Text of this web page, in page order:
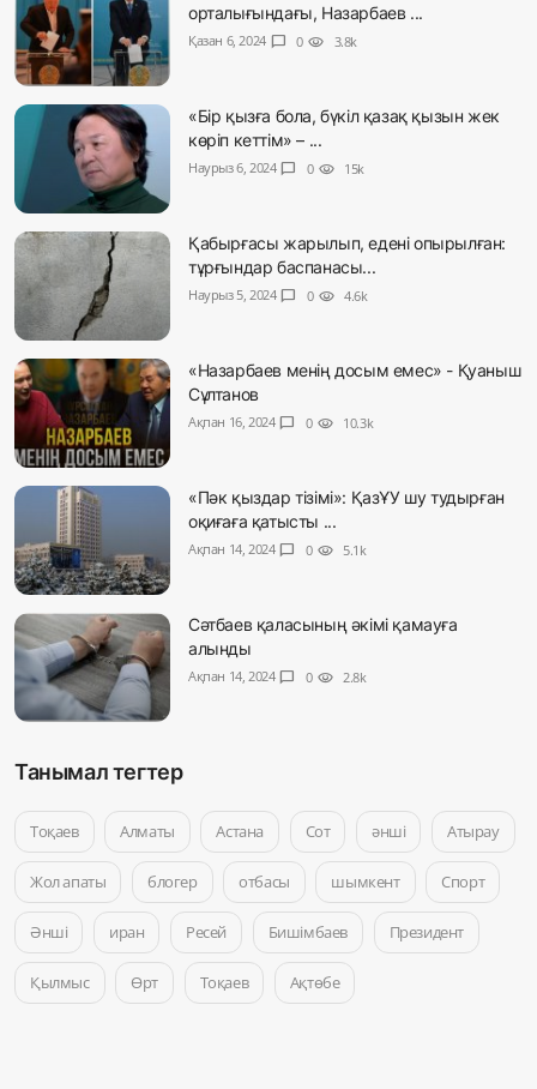
орталығындағы, Назарбаев ...
Қазан 6, 2024 chat_bubble 0 visibility 3.8k
«Бір қызға бола, бүкіл қазақ қызын жек
көріп кеттім» – ...
Наурыз 6, 2024 chat_bubble 0 visibility 15k
Қабырғасы жарылып, едені опырылған:
тұрғындар баспанасы...
Наурыз 5, 2024 chat_bubble 0 visibility 4.6k
«Назарбаев менің досым емес» - Қуаныш
Сұлтанов
Ақпан 16, 2024 chat_bubble 0 visibility 10.3k
«Пәк қыздар тізімі»: ҚазҰУ шу тудырған
оқиғаға қатысты ...
Ақпан 14, 2024 chat_bubble 0 visibility 5.1k
Сәтбаев қаласының әкімі қамауға
алынды
Ақпан 14, 2024 chat_bubble 0 visibility 2.8k
Танымал тегтер
Тоқаев Алматы Астана Сот әнші Атырау
Жол апаты блогер отбасы шымкент Спорт
Әнші иран Ресей Бишімбаев Президент
Қылмыс Өрт Тоқаев Ақтөбе